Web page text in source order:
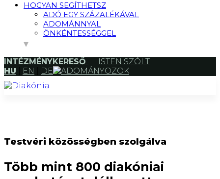
HOGYAN SEGÍTHETSZ
ADÓ EGY SZÁZALÉKÁVAL
ADOMÁNNYAL
ÖNKÉNTESSÉGGEL
INTÉZMÉNYKERESŐ
ISTEN SZÓLT
HU
EN DE ADOMÁNYOZOK
Testvéri közösségben szolgálva
Több mint 800 diakóniai